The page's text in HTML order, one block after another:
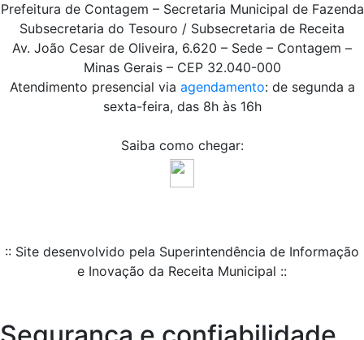
Prefeitura de Contagem – Secretaria Municipal de Fazenda
Subsecretaria do Tesouro / Subsecretaria de Receita
Av. João Cesar de Oliveira, 6.620 – Sede – Contagem –
Minas Gerais – CEP 32.040-000
Atendimento presencial via agendamento: de segunda a
sexta-feira, das 8h às 16h
Saiba como chegar:
:: Site desenvolvido pela Superintendência de Informação
e Inovação da Receita Municipal ::